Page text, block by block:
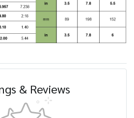
& Reviews